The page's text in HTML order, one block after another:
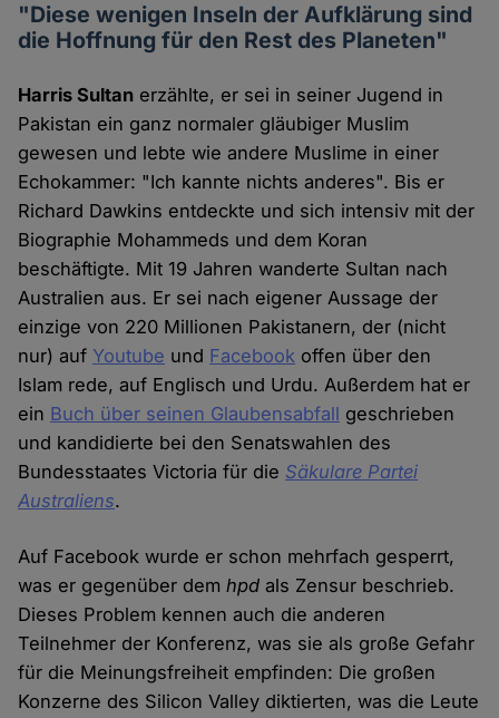
"Diese wenigen Inseln der Aufklärung sind
die Hoffnung für den Rest des Planeten"
Harris Sultan erzählte, er sei in seiner Jugend in
Pakistan ein ganz normaler gläubiger Muslim
gewesen und lebte wie andere Muslime in einer
Echokammer: "Ich kannte nichts anderes". Bis er
Richard Dawkins entdeckte und sich intensiv mit der
Biographie Mohammeds und dem Koran
beschäftigte. Mit 19 Jahren wanderte Sultan nach
Australien aus. Er sei nach eigener Aussage der
einzige von 220 Millionen Pakistanern, der (nicht
nur) auf Youtube und Facebook offen über den
Islam rede, auf Englisch und Urdu. Außerdem hat er
ein Buch über seinen Glaubensabfall geschrieben
und kandidierte bei den Senatswahlen des
Bundesstaates Victoria für die Säkulare Partei
Australiens.
Auf Facebook wurde er schon mehrfach gesperrt,
was er gegenüber demhpd als Zensur beschrieb.
Dieses Problem kennen auch die anderen
Teilnehmer der Konferenz, was sie als große Gefahr
für die Meinungsfreiheit empfinden: Die großen
Konzerne des Silicon Valley diktierten, was die Leute